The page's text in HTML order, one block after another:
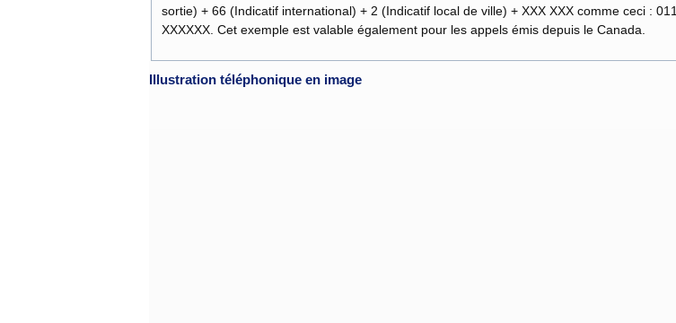
sortie) + 66 (Indicatif international) + 2 (Indicatif local de ville) + XXX XXX comme ceci : 011
XXXXXX. Cet exemple est valable également pour les appels émis depuis le Canada.
Illustration téléphonique en image